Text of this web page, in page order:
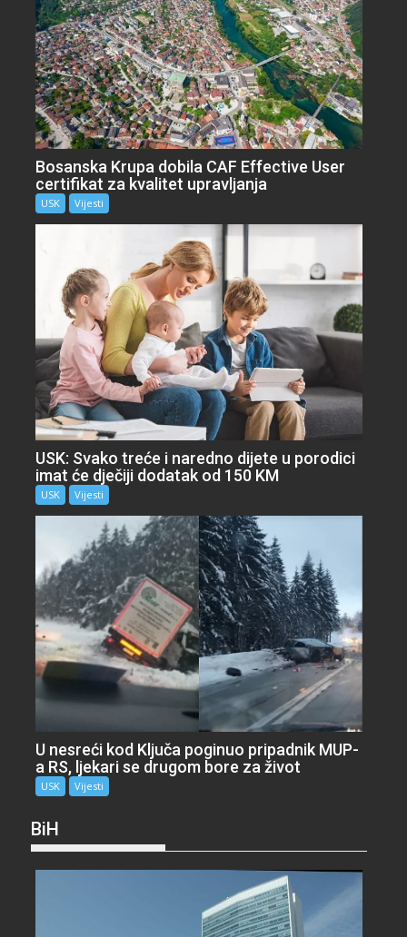
Bosanska Krupa dobila CAF Effective User
certifikat za kvalitet upravljanja
USK Vijesti
USK: Svako treće i naredno dijete u porodici
imat će dječiji dodatak od 150 KM
USK Vijesti
U nesreći kod Ključa poginuo pripadnik MUP-
a RS, ljekari se drugom bore za život
USK Vijesti
BiH